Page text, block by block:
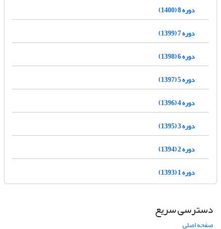
دوره 8 (1400)
دوره 7 (1399)
دوره 6 (1398)
دوره 5 (1397)
دوره 4 (1396)
دوره 3 (1395)
دوره 2 (1394)
دوره 1 (1393)
دسترسی سریع
صفحه اصلی